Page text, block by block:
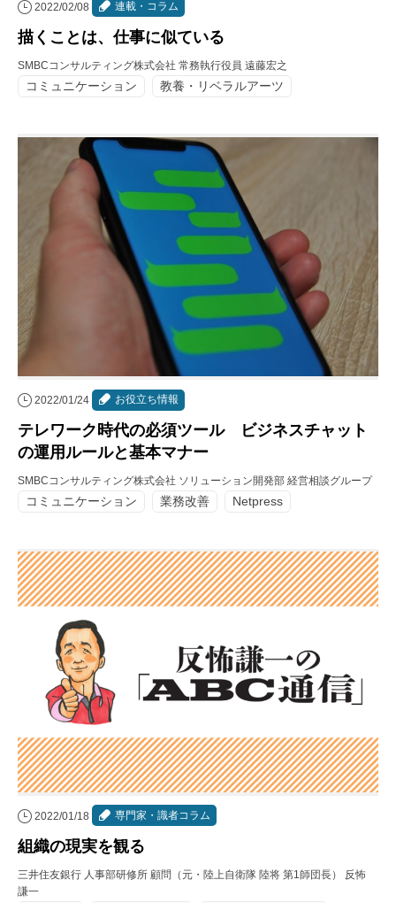
2022/02/08 連載・コラム
描くことは、仕事に似ている
SMBCコンサルティング株式会社 常務執行役員 遠藤宏之
コミュニケーション 教養・リベラルアーツ
2022/01/24 お役立ち情報
テレワーク時代の必須ツール ビジネスチャット
の運用ルールと基本マナー
SMBCコンサルティング株式会社 ソリューション開発部 経営相談グループ
コミュニケーション 業務改善 Netpress
2022/01/18 専門家・識者コラム
組織の現実を観る
三井住友銀行 人事部研修所 顧問（元・陸上自衛隊 陸将 第1師団長） 反怖
謙一